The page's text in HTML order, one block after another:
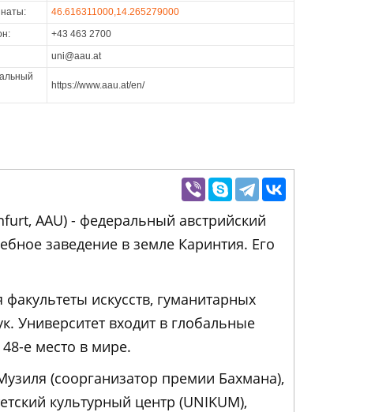
46.616311000,14.265279000
+43 463 2700
uni@aau.at
https://www.aau.at/en/
AAU) - федеральный австрийский
заведение в земле Каринтия. Его
искусств, гуманитарных
Университет входит в глобальные
48-е место в мире.
(соорганизатор премии Бахмана),
культурный центр (UNIKUM),